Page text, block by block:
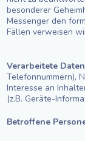
besonderer
Messenger den
Fällen verweisen
Verarbeitete
Telefonnummern),
Interesse an
(z.B. Geräte-
Betroffene